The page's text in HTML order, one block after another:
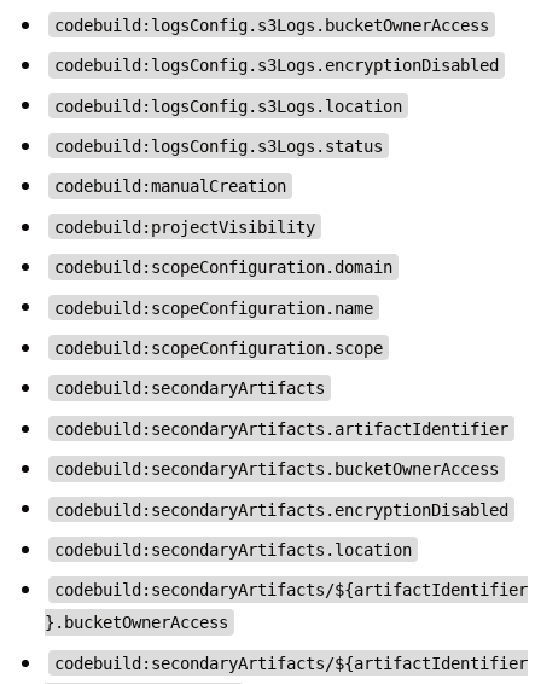
codebuild:logsConfig.s3Logs.bucketOwnerAccess
codebuild:logsConfig.s3Logs.encryptionDisabled
codebuild:logsConfig.s3Logs.location
codebuild:logsConfig.s3Logs.status
codebuild:manualCreation
codebuild:projectVisibility
codebuild:scopeConfiguration.domain
codebuild:scopeConfiguration.name
codebuild:scopeConfiguration.scope
codebuild:secondaryArtifacts
codebuild:secondaryArtifacts.artifactIdentifier
codebuild:secondaryArtifacts.bucketOwnerAccess
codebuild:secondaryArtifacts.encryptionDisabled
codebuild:secondaryArtifacts.location
codebuild:secondaryArtifacts/${artifactIdentifier
}.bucketOwnerAccess
codebuild:secondaryArtifacts/${artifactIdentifier